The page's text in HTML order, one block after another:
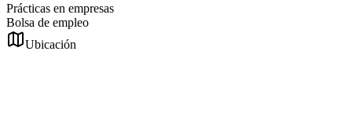
Prácticas en empresas
Bolsa de empleo
Ubicación